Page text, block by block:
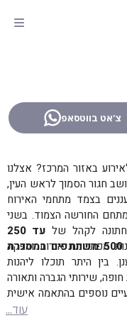
צ'אט בווטסאפ
באזור המרכז? אצלנו
חגור הסמוך לראש העין,
בצמד מתחמי האירוח
החורשה הצמוד. בשני
לקהל של
עד 250
משתתפים במסגרת אירועי ישיבה ועד 500 משתתפים במסגרת
מפתרונות אירוח והפקה
בין היתר תוכלו ליהנות
חופה, שירותי הגברה ותאורה
נוספים בהתאמה אישית
עוד...